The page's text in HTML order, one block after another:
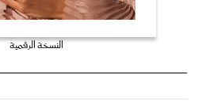
النسخة الرقمية